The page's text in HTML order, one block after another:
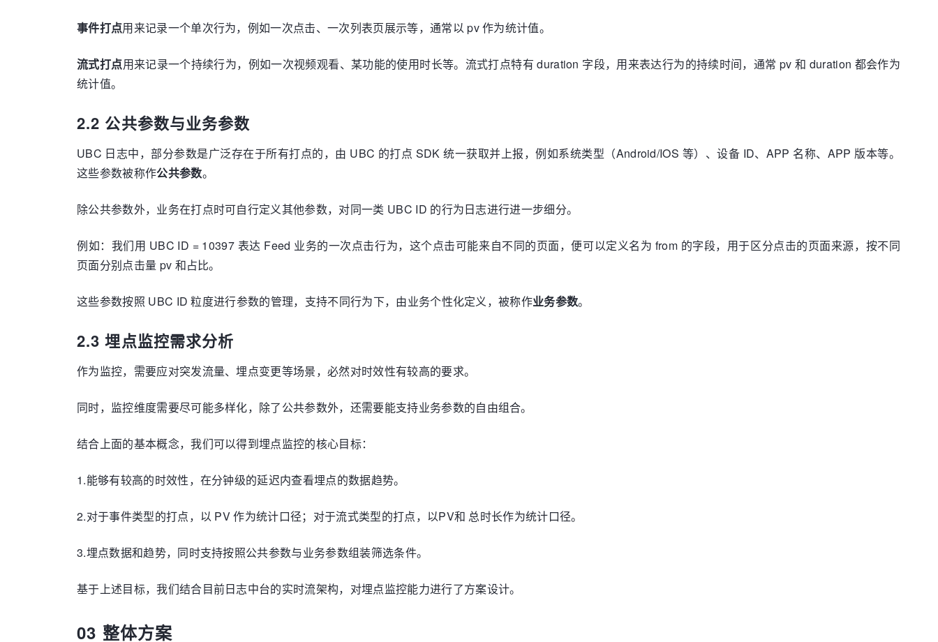
事件打点用来记录一个单次行为，例如一次点击、一次列表页展示等，通常以 pv 作为统计值。
流式打点用来记录一个持续行为，例如一次视频观看、某功能的使用时长等。流式打点特有 duration 字段，用来表达行为的持续时间，通常 pv 和 duration 都会作为
统计值。
2.2 公共参数与业务参数
UBC 日志中，部分参数是广泛存在于所有打点的，由 UBC 的打点 SDK 统一获取并上报，例如系统类型（Android/IOS 等）、设备 ID、APP 名称、APP 版本等。
这些参数被称作公共参数。
除公共参数外，业务在打点时可自行定义其他参数，对同一类 UBC ID 的行为日志进行进一步细分。
例如：我们用 UBC ID = 10397 表达 Feed 业务的一次点击行为，这个点击可能来自不同的页面，便可以定义名为 from 的字段，用于区分点击的页面来源，按不同
页面分别点击量 pv 和占比。
这些参数按照 UBC ID 粒度进行参数的管理，支持不同行为下，由业务个性化定义，被称作业务参数。
2.3 埋点监控需求分析
作为监控，需要应对突发流量、埋点变更等场景，必然对时效性有较高的要求。
同时，监控维度需要尽可能多样化，除了公共参数外，还需要能支持业务参数的自由组合。
结合上面的基本概念，我们可以得到埋点监控的核心目标：
1.能够有较高的时效性，在分钟级的延迟内查看埋点的数据趋势。
2.对于事件类型的打点，以 PV 作为统计口径；对于流式类型的打点，以PV和 总时长作为统计口径。
3.埋点数据和趋势，同时支持按照公共参数与业务参数组装筛选条件。
基于上述目标，我们结合目前日志中台的实时流架构，对埋点监控能力进行了方案设计。
03 整体方案